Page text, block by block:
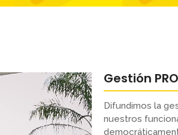
Gestión PRO
Difundimos la
nuestros